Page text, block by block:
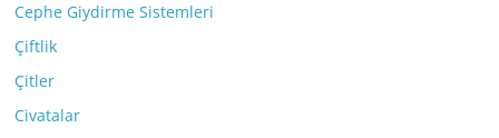
Cephe Giydirme Sistemleri
Çiftlik
Çitler
Civatalar